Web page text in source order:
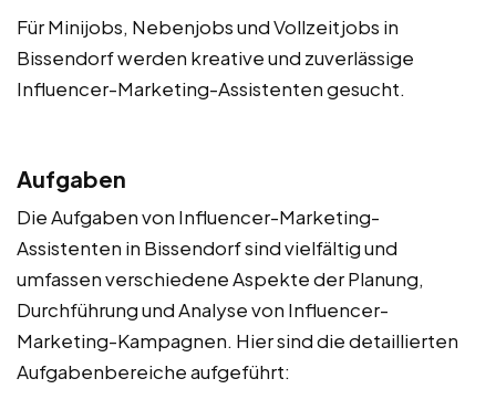
Für Minijobs, Nebenjobs und Vollzeitjobs in
Bissendorf werden kreative und zuverlässige
Influencer-Marketing-Assistenten gesucht.
Aufgaben
Die Aufgaben von Influencer-Marketing-
Assistenten in Bissendorf sind vielfältig und
umfassen verschiedene Aspekte der Planung,
Durchführung und Analyse von Influencer-
Marketing-Kampagnen. Hier sind die detaillierten
Aufgabenbereiche aufgeführt: